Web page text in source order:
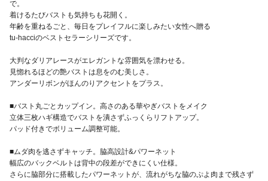
で。
着けるたびバストも気持ちも花開く。
年齢を重ねるごと、毎日をプレイフルに楽しみたい女性へ贈る
tu-hacciのベストセラーシリーズです。
大判なダリアレースがエレガントな雰囲気を漂わせる。
見惚れるほどの艶バストは息をのむ美しさ。
アンダーリボンがほんのりアクセントをプラス。
■バスト丸ごとカップイン。高さのある華やぎバストをメイク
立体三枚ハギ構造でバストを潰さずふっくらリフトアップ。
パッド付きでボリューム調整可能。
■ムダ肉を逃さずキャッチ。脇高設計&パワーネット
幅広のバックベルトは背中の段差ができにくい仕様。
さらに脇部分に搭載したパワーネットが、流れがちな脇のぷよ肉まで残さず